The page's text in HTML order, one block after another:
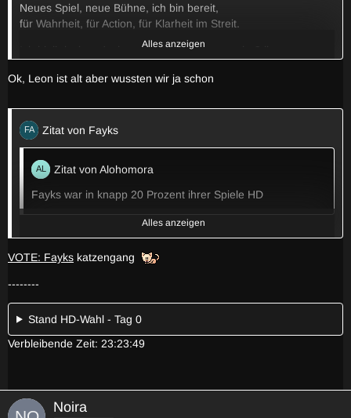
Neues Spiel, neue Bühne, ich bin bereit,
für Wahrheit, für Action, für Klarheit im Streit.
Ich bleib locker, doch wachsam, ihr kennt mein Stil,
Das Rätsel liegt offen, wer ist Freund, wer ist Feind?
Also kommt, lasst uns spielen, ich geb alles rein,
mein Flow ist mein Schwert, mein Verstand ist mein Stein.
Fresh Dumbledore bleibt sharp – mit ner Prise Spaß
Alles anzeigen
Ok, Leon ist alt aber wussten wir ja schon
Zitat von Fayks
Zitat von Alohomora
Fayks war in knapp 20 Prozent ihrer Spiele HD
VOTE: Fayks
--------
Stand HD-Wahl - Tag 0
Alles anzeigen
VOTE: Fayks katzengang
--------
Stand HD-Wahl - Tag 0
Verbleibende Zeit: 23:23:49
Noira